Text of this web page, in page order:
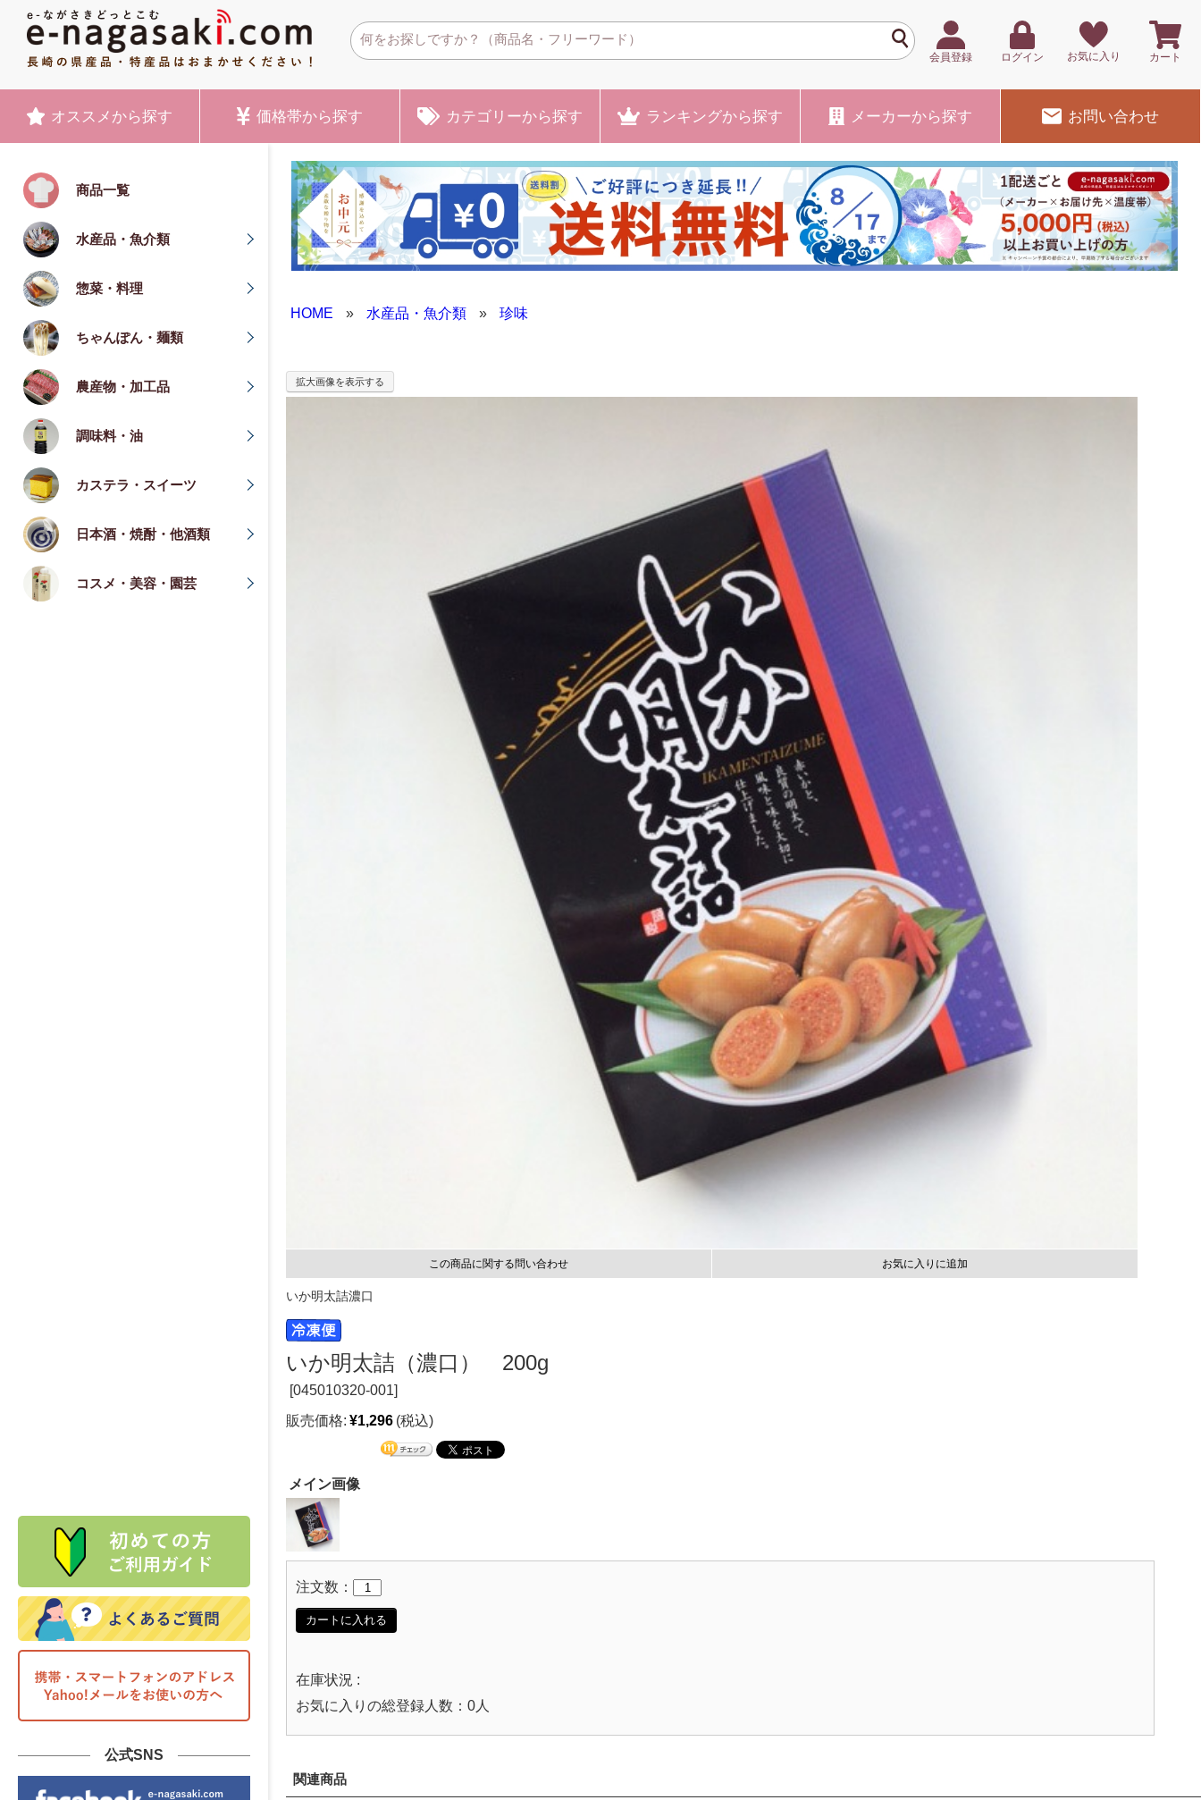
会員登録 ログイン お気に入り カート
オススメ から探す 価格帯から探す カテゴリーから探す ランキングから探す メーカーから探す お問い合わせ
商品一覧
水産品・魚介類
惣菜・料理
ちゃんぽん・麺類
農産物・加工品
調味料・油
カステラ・スイーツ
日本酒・焼酎・他酒類
コスメ・美容・園芸
公式SNS
HOME » 水産品・魚介類 » 珍味
拡大画像を表示する
この商品に関する問い合わせ お気に入りに追加
いか明太詰濃口
いか明太詰（濃口） 200g
[045010320-001]
販売価格: ¥1,296 (税込)
メイン画像
注文数：
カートに入れる
在庫状況 :
お気に入りの総登録人数：0人
関連商品